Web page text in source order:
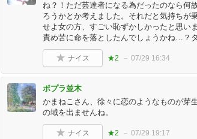
ね？！ただ芸達者になる為だったのなら何
ろうかとか考えました。それだと気持ちが
せよ女の方、すごい恥ずかしかったと思い
責め苦に命を落としたんでしょうかね…？
ナイス ★2 07/29 16:34
ポプラ並木
かまねこさん、徐々に恋のようなものが芽
の域を出ませんね。
ナイス ★2 07/29 19:17